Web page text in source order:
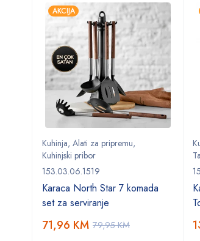
AKCIJA
Kuhinja, Alati za pripremu,
Kuhinjski pribor
153.03.06.1519
Karaca North Star 7 komada
set za serviranje
79,95KM
71,96 KM